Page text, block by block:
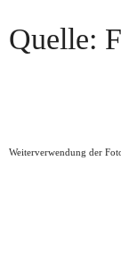
Quelle:
Weiterverwendung der